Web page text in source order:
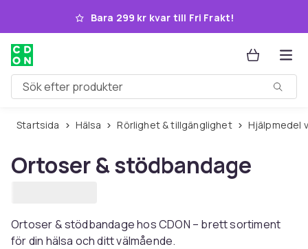
Hoppa till huvudinnehållet
Bara 299 kr kvar till Fri Frakt!
Sök efter produkter
Startsida Hälsa Rörlighet & tillgänglighet
Ortoser & stödbandage
Ortoser & stödbandage hos CDON – brett sortiment
för din hälsa och ditt välmående.